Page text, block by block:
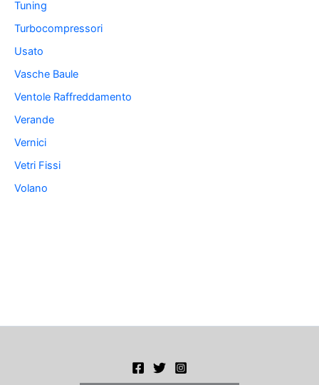
Tuning
Turbocompressori
Usato
Vasche Baule
Ventole Raffreddamento
Verande
Vernici
Vetri Fissi
Volano